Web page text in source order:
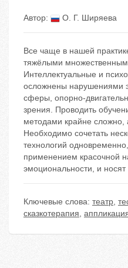
Автор: О. Г. Ширяева
Все чаще в нашей
тяжёлыми
Интеллектуальные и
осложнены нарушениями
сферы, опорно-
зрения. Проводить
методами крайне сложно,
Необходимо сочетать
технологий
применением красочной
эмоциональности, и
Ключевые слова: театр,
сказкотерапия,